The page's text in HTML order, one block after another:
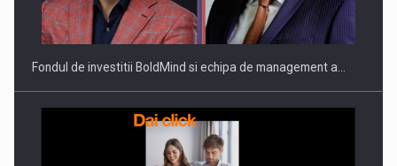
THE…
Fondul de investitii BoldMind si echipa de management a…